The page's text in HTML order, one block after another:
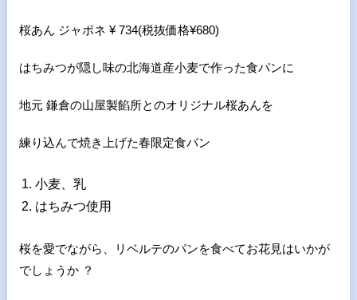
桜あん ジャポネ ¥ 734(税抜価格¥680)
はちみつが隠し味の北海道産小麦で作った食パンに
地元 鎌倉の山屋製餡所とのオリジナル桜あんを
練り込んで焼き上げた春限定食パン
小麦、乳
はちみつ使用
桜を愛でながら、リベルテのパンを食べてお花見はいかが
でしょうか ？